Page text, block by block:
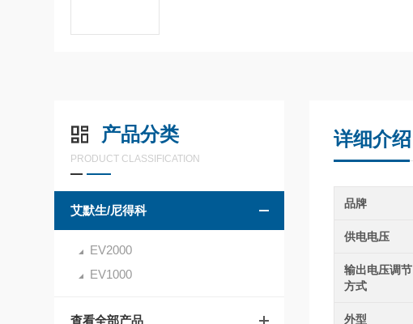
产品分类
PRODUCT CLASSIFICATION
艾默生/尼得科
EV2000
EV1000
查看全部产品
详细介绍
品牌
供电电压
输出电压调节
方式
外型